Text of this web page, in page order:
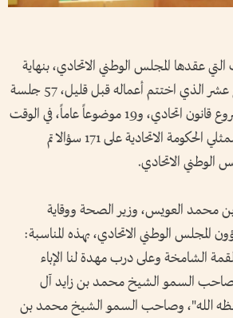
عقدها المجلس الوطني الاتحادي، بنهاية
الفصل التشريعي السابع عشر الذي اختتم أعماله قبل قليل، 57 جلسة
تم خلالها مناقشة 52 مشروع قانون اتحادي، و19 موضوعاً عاماً، في الوقت
الذي أجاب فيه الوزراء ممثلي الحكومة الاتحادية على 171 سؤالا تم
الوطني الاتحادي.
محمد العويس، وزير الصحة ووقاية
المجلس الوطني الاتحادي، بهذه المناسبة:
الشامخة وعلى درب مهدة لنا الإباء
صاحب السمو الشيخ محمد بن زايد آل
الله"، وصاحب السمو الشيخ محمد بن